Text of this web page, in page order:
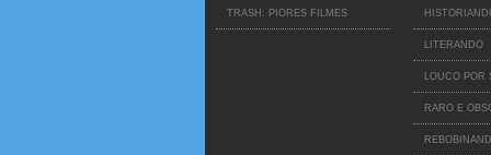
TRASH: PIORES FILMES
LITERANDO
LOUCO POR
RARO E